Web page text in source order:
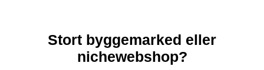
Stort byggemarked eller
nichewebshop?